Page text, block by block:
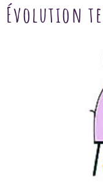
Évolution